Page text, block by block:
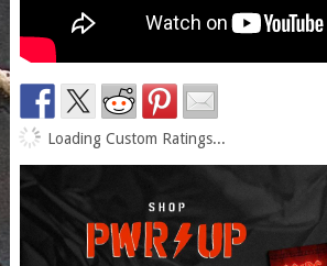
Loading Custom Ratings...